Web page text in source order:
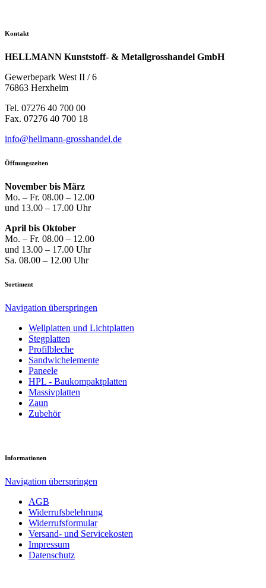
Kontakt
HELLMANN Kunststoff- & Metallgrosshandel GmbH
Gewerbepark West II / 6
76863 Herxheim
Tel. 07276 40 700 00
Fax. 07276 40 700 18
info@hellmann-grosshandel.de
Öffnungszeiten
November bis März
Mo. – Fr. 08.00 – 12.00
und 13.00 – 17.00 Uhr
April bis Oktober
Mo. – Fr. 08.00 – 12.00
und 13.00 – 17.00 Uhr
Sa. 08.00 – 12.00 Uhr
Sortiment
Navigation überspringen
Well­platten und Licht­platten
Steg­platten
Profil­bleche
Sandwich­elemente
Paneele
HPL - Bau­kompakt­platten
Massiv­platten
Zaun
Zubehör
Informationen
Navigation überspringen
AGB
Widerrufsbelehrung
Widerrufsformular
Versand- und Servicekosten
Impressum
Datenschutz